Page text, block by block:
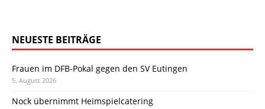
NEUESTE BEITRÄGE
Frauen im DFB-Pokal gegen den SV Eutingen
5. August 2026
Nock übernimmt Heimspielcatering